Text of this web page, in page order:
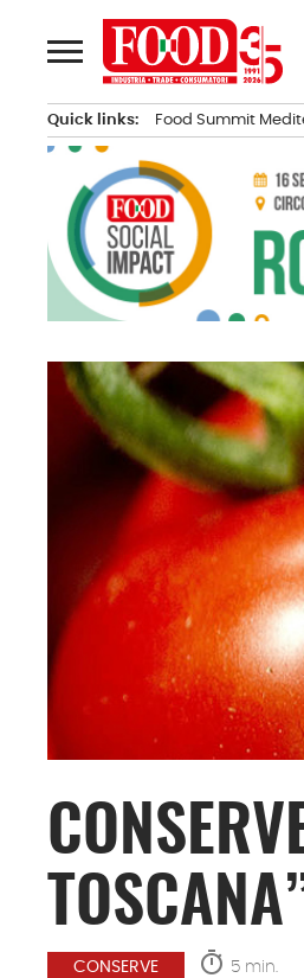
al
contenuto
Quick links: Food Summit
CONSERVE timer 5 min.